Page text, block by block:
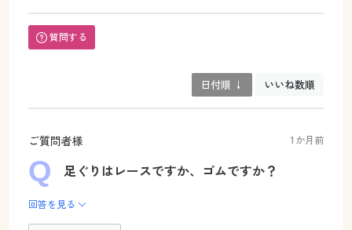
質問する
日付順 ↓ いいね数順
ご質問者様 1か月前
足ぐりはレースですか、ゴムですか？
回答を見る